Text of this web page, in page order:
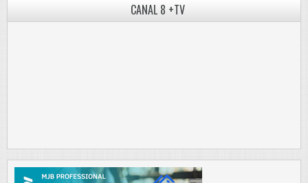
CANAL 8 +TV